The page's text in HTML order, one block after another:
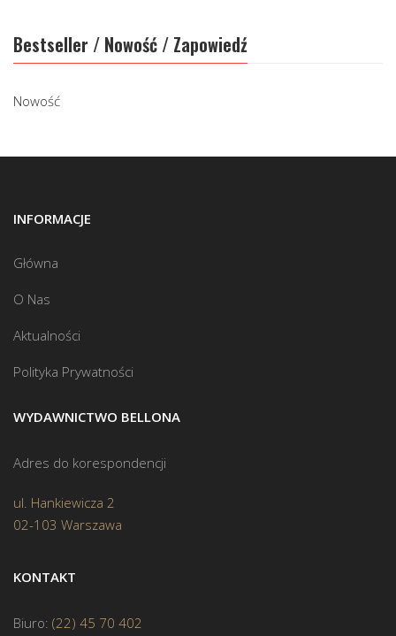
Bestseller / Nowość / Zapowiedź
Nowość
INFORMACJE
Główna
O Nas
Aktualności
Polityka Prywatności
WYDAWNICTWO BELLONA
Adres do korespondencji
ul. Hankiewicza 2
02-103 Warszawa
KONTAKT
Biuro: (22) 45 70 402